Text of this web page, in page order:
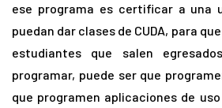
ese programa es certificar a una
puedan dar clases de CUDA, para
estudiantes que salen
programar, puede ser que
que programen aplicaciones de uso